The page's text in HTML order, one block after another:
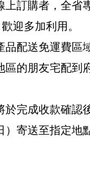
上訂購者，全省
迎多加利用。
品配送免運費區
區的朋友宅配到
於完成收款確認
）寄送至指定地